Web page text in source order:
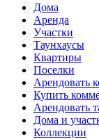
Дома
Аренда
Участки
Таунхаусы
Квартиры
Поселки
Арендовать
Купить
Арендовать
Дома и
Коллекции